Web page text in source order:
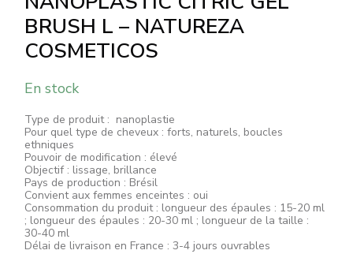
BRUSH L – NATUREZA
COSMETICOS
En stock
Type de produit : nanoplastie
Pour quel type de cheveux : forts, naturels, boucles
ethniques
Pouvoir de modification : élevé
Objectif : lissage, brillance
Pays de production : Brésil
Convient aux femmes enceintes : oui
Consommation du produit : longueur des épaules : 15-20 ml
; longueur des épaules : 20-30 ml ; longueur de la taille :
30-40 ml
Délai de livraison en France : 3-4 jours ouvrables